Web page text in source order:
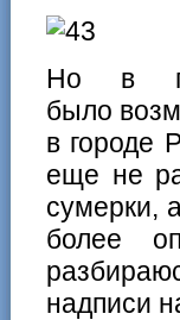
Но в
было
в городе
еще не
сумерки,
более
надписи